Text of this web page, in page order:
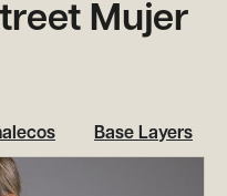
Mujer
Base Layers